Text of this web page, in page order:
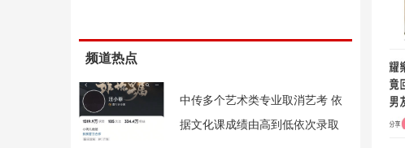
频道热点
中传多个艺术类专业取消艺考 依
据文化课成绩由高到低依次录取